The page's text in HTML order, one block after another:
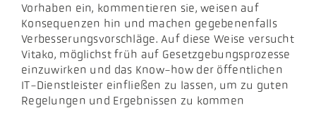
Vorhaben ein, kommentieren sie, weisen auf
Konsequenzen hin und machen gegebenenfalls
Verbesserungsvorschläge. Auf diese Weise versucht
Vitako, möglichst früh auf Gesetzgebungsprozesse
einzuwirken und das Know-how der öffentlichen
IT-Dienstleister einfließen zu lassen, um zu guten
Regelungen und Ergebnissen zu kommen